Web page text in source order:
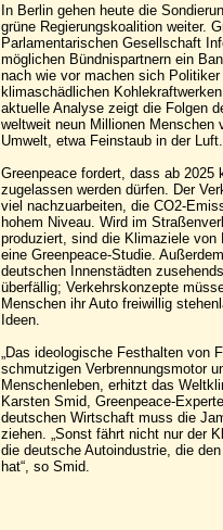
In Berlin gehen heute die
grüne Regierungskoalition weiter.
Parlamentarischen Gesellschaft
möglichen Bündnispartnern ein
nach wie vor machen sich
klimaschädlichen
aktuelle Analyse zeigt die Folgen
weltweit neun Millionen
Umwelt, etwa Feinstaub in der Luft.
Greenpeace fordert, dass ab 2025
zugelassen werden dürfen. Der
viel nachzuarbeiten, die CO2-
hohem Niveau. Wird im
produziert, sind die Klimaziele
eine Greenpeace-Studie.
deutschen Innenstädten
überfällig; Verkehrskonzepte
Menschen ihr Auto freiwillig
Ideen.
„Das ideologische Festhalten von
schmutzigen Verbrennungsmotor
Menschenleben, erhitzt das
Karsten Smid, Greenpeace-
deutschen Wirtschaft muss die
ziehen. „Sonst fährt nicht nur der
die deutsche Autoindustrie, die
hat“, so Smid.